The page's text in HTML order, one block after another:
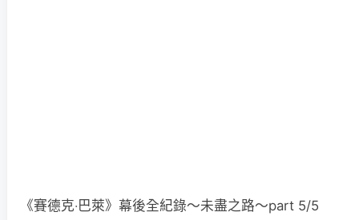
《賽德克‧巴萊》幕後全紀錄～未盡之路～part 5/5